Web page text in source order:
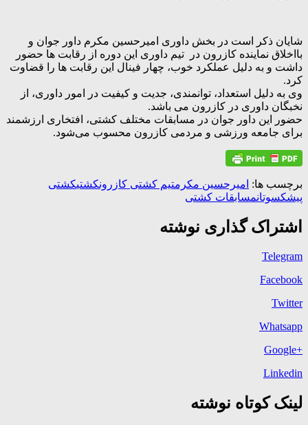
شایان ذکر است در بخش داوری امیرحسین مکرم داور جوان و
بااخلاق نماینده کازرون در تیم داوری این دوره از رقابت ها حضور
داشت و به دلیل عملکرد خوب، چهار فینال این رقابت ها را قضاوت
کرد.
وی به دلیل استعداد، توانمندی، جدیت و کیفیت در امور داوری، از
نخبگان داوری در کازرون می باشد.
حضور این داور جوان در مسابقات مختلف کشتی، افتخاری ارزشمند
برای جامعه ورزشی و مردمی کازرون محسوب می‌شود.
برچسب ها: امیرحسین مکرمتیم کشتی کازرونکشتیکشتی
پیشکسوتانمسابقات کشتی
اشتراک گذاری نوشته
Telegram
Facebook
Twitter
Whatsapp
+Google
Linkedin
لینک کوتاه نوشته